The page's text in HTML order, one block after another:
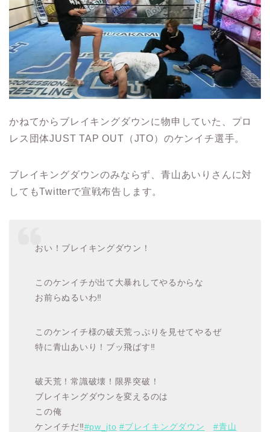
かねてからブレイキングダウンに物申していた、プロ
レス団体JUST TAP OUT（JTO）のケンイチ選手。
ブレイキングダウンのみならず、青山あいりさんに対
してもTwitterで宣戦布告します。
おい！ブレイキングダウン！
このケンイチが出て大暴れしてやるからな
お前らぬるいわ‼️
このケンイチ様の破天荒っぷりを見せてやるぜ
特に青山あいり！ブッ飛ばす‼️
破天荒！常識破壊！限界突破！
ブレイキングダウンを変えるのは
この俺
ケンイチだ‼️#pw_jto #ブレイキングダウン
#青山